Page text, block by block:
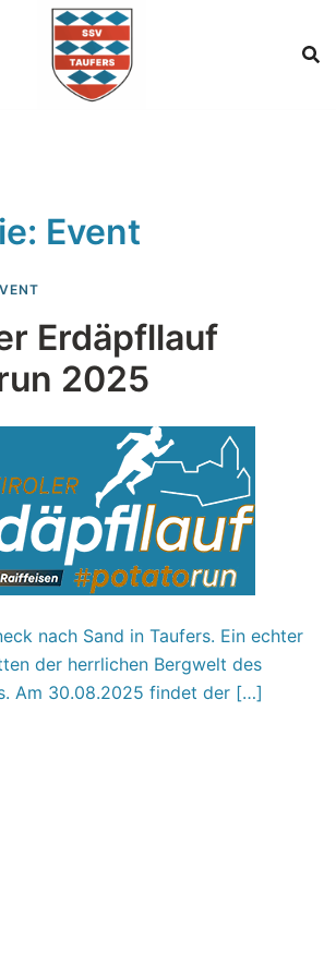
Event
Erdäpfllauf
2025
nach Sand in Taufers. Ein echter
der herrlichen Bergwelt des
Am 30.08.2025 findet der […]